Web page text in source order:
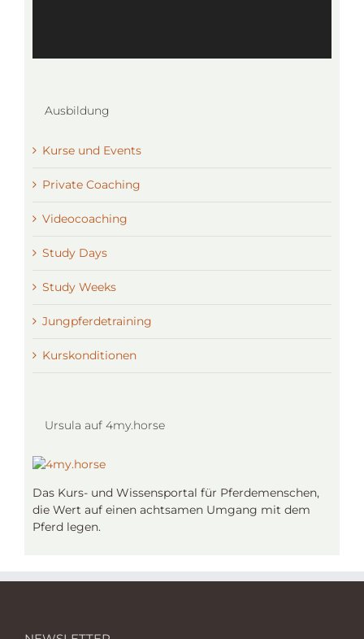
Ausbildung
Kurse und Events
Private Coaching
Videocoaching
Study Days
Study Weeks
Jungpferdetraining
Kurskonditionen
Ursula auf 4my.horse
Das Kurs- und Wissensportal für Pferdemenschen,
die Wert auf einen achtsamen Umgang mit dem
Pferd legen.